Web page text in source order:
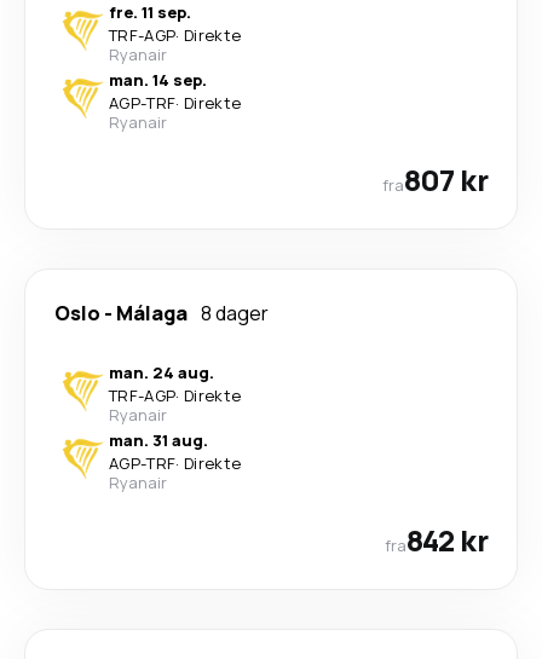
fre. 11 sep.
TRF-AGP· Direkte
Ryanair
man. 14 sep.
AGP-TRF· Direkte
Ryanair
fra807 kr
Oslo - Málaga 8 dager
man. 24 aug.
TRF-AGP· Direkte
Ryanair
man. 31 aug.
AGP-TRF· Direkte
Ryanair
fra842 kr